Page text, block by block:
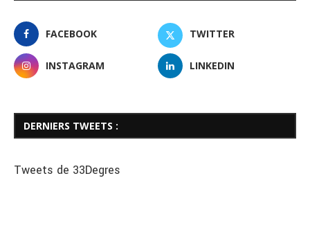
FACEBOOK TWITTER
INSTAGRAM LINKEDIN
DERNIERS TWEETS :
Tweets de 33Degres